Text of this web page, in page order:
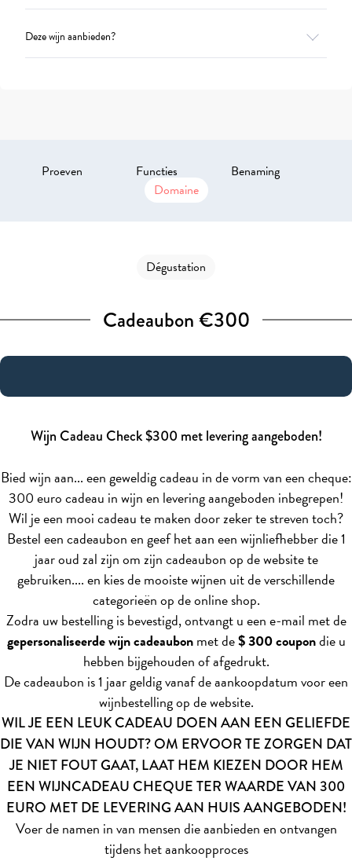
Deze wijn aanbieden?
Proeven Functies
Benaming
Domaine
Dégustation
Cadeaubon €300
Wijn Cadeau Check $300 met levering aangeboden!
Bied wijn aan... een geweldig cadeau in de vorm van een cheque:
300 euro cadeau in wijn en levering aangeboden inbegrepen!
Wil je een mooi cadeau te maken door zeker te streven toch?
Bestel een cadeaubon en geef het aan een wijnliefhebber die 1
jaar oud zal zijn om zijn cadeaubon op de website te
gebruiken.... en kies de mooiste wijnen uit de verschillende
categorieën op de online shop.
Zodra uw bestelling is bevestigd, ontvangt u een e-mail met de
gepersonaliseerde wijn cadeaubonmet de$ 300 coupondie u
hebben bijgehouden of afgedrukt.
De cadeaubon is 1 jaar geldig vanaf de aankoopdatum voor een
wijnbestelling op de website.
WIL JE EEN LEUK CADEAU DOEN AAN EEN GELIEFDE
DIE VAN WIJN HOUDT? OM ERVOOR TE ZORGEN DAT
JE NIET FOUT GAAT, LAAT HEM KIEZEN DOOR HEM
EEN WIJNCADEAU CHEQUE TER WAARDE VAN 300
EURO MET DE LEVERING AAN HUIS AANGEBODEN!
Voer de namen in van mensen die aanbieden en ontvangen
tijdens het aankoopproces